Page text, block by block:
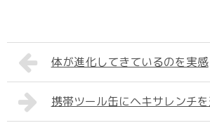
体が進化してきているのを実感
携帯ツール缶にヘキサレンチ